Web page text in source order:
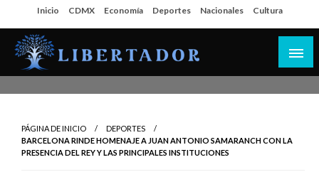
al
contenido
Inicio CDMX Economía Deportes Nacionales Cultura
PÁGINA DE INICIO
DEPORTES
BARCELONA RINDE HOMENAJE A JUAN ANTONIO SAMARANCH CON LA
PRESENCIA DEL REY Y LAS PRINCIPALES INSTITUCIONES